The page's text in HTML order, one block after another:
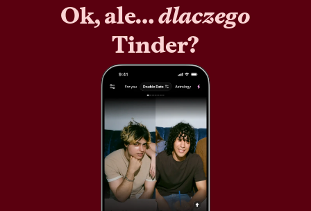
Ok, ale…dlaczego
Tinder?